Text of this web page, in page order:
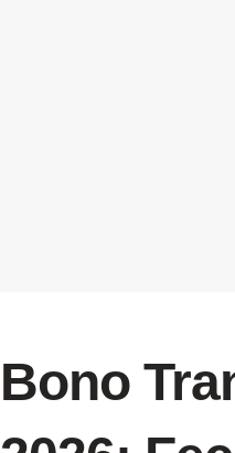
Bono